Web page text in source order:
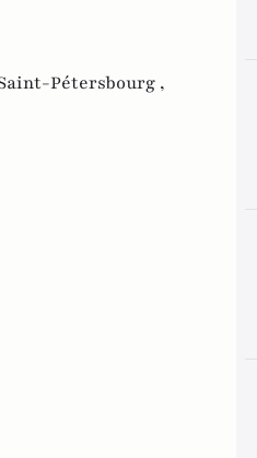
Pétersbourg ,